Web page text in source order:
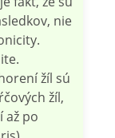
nie
žíl sú
žíl,
až po